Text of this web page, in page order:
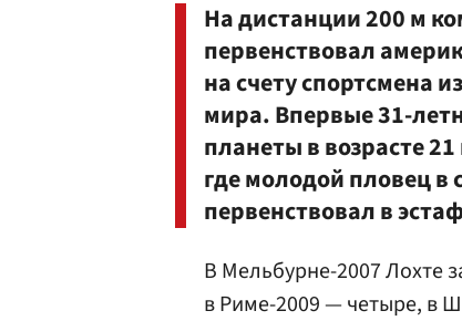
На дистанции 200 м
первенствовал
на счету спортсмена
мира. Впервые 31-
планеты в возрасте
где молодой пловец
первенствовал в
В Мельбурне-2007 Лохте
в Риме-2009 — четыре, в